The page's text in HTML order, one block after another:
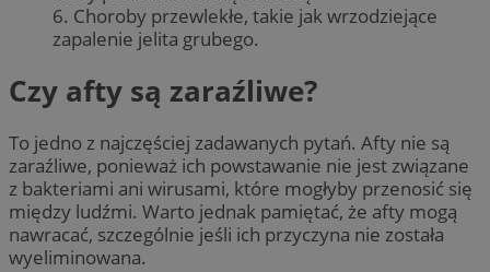
6. Choroby przewlekłe, takie jak wrzodziejące
zapalenie jelita grubego.
Czy afty są zaraźliwe?
To jedno z najczęściej zadawanych pytań. Afty nie są
zaraźliwe, ponieważ ich powstawanie nie jest związane
z bakteriami ani wirusami, które mogłyby przenosić się
między ludźmi. Warto jednak pamiętać, że afty mogą
nawracać, szczególnie jeśli ich przyczyna nie została
wyeliminowana.